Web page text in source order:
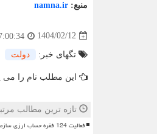
منبع: namna.ir
1404/02/12
تگهای خبر: دولت
این مطلب نام را می
تازه ترین مطالب
فعالیت 124 فقره حساب ارزی سازمانهای دولتی خارج از حساب واحد خزانه